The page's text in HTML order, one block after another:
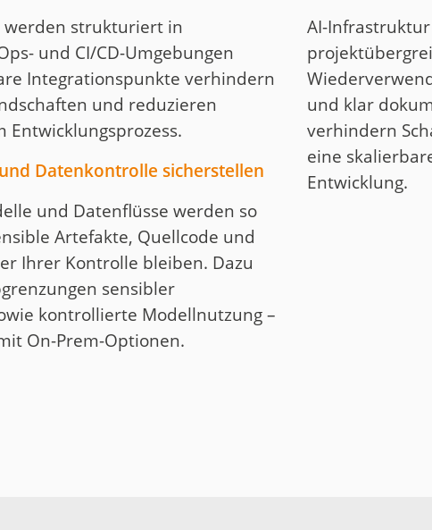
werden strukturiert in
und CI/CD-Umgebungen
Integrationspunkte verhindern
und reduzieren
Entwicklungsprozess.
Datenkontrolle sicherstellen
und Datenflüsse werden so
Artefakte, Quellcode und
Ihrer Kontrolle bleiben. Dazu
sensibler
kontrollierte Modellnutzung –
On-Prem-Optionen.
AI-
und klar
verhindern
eine
Entwicklung.